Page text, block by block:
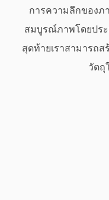
การความลึกของภ
สมบูรณ์ภาพโดยปร
สุดท้ายเราสามารถ
วัตถุ